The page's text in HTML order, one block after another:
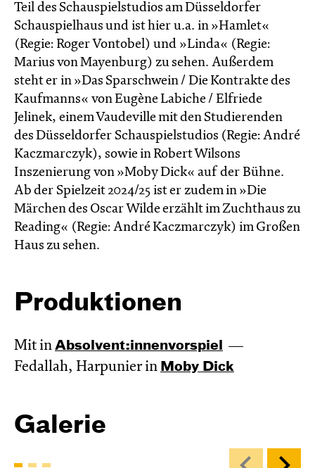
Teil des Schauspielstudios am Düsseldorfer
Schauspielhaus und ist hier u.a. in »Hamlet«
(Regie: Roger Vontobel) und »Linda« (Regie:
Marius von Mayenburg) zu sehen. Außerdem
steht er in »Das Sparschwein / Die Kontrakte des
Kaufmanns« von Eugène Labiche / Elfriede
Jelinek, einem Vaudeville mit den Studierenden
des Düsseldorfer Schauspielstudios (Regie: André
Kaczmarczyk), sowie in Robert Wilsons
Inszenierung von »Moby Dick« auf der Bühne.
Ab der Spielzeit 2024/25 ist er zudem in »Die
Märchen des Oscar Wilde erzählt im Zucht­haus zu
Reading« (Regie: André Kacz­marc­zyk) im Großen
Haus zu sehen.
Produktionen
Mit in Absol­vent:innen­vor­spiel
Fedallah, Harpunier in Moby Dick
Galerie